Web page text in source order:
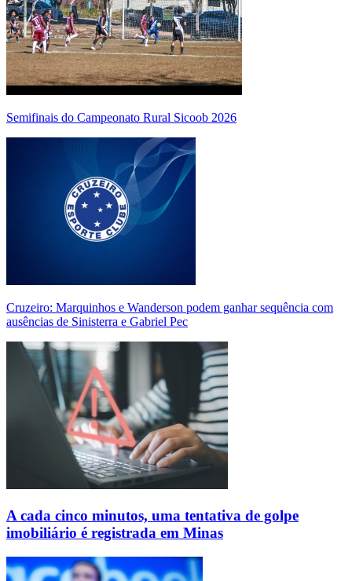
Semifinais do Campeonato Rural Sicoob 2026
Cruzeiro: Marquinhos e Wanderson podem ganhar sequência com
ausências de Sinisterra e Gabriel Pec
A cada cinco minutos, uma tentativa de golpe
imobiliário é registrada em Minas